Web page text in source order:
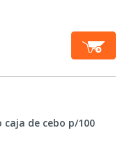
de cebo p/100